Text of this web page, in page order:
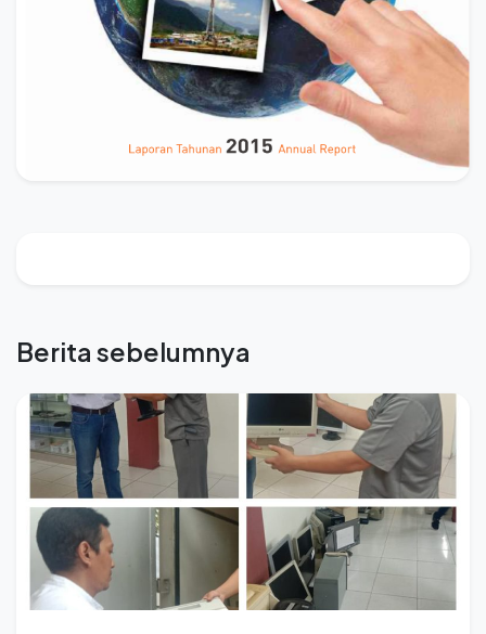
Berita sebelumnya